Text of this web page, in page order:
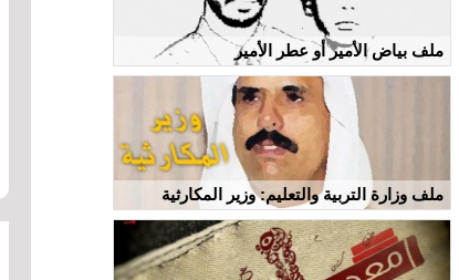
ملف بياض الأمير أو عطر الأمير
ملف وزارة التربية والتعليم: وزير المكارثية